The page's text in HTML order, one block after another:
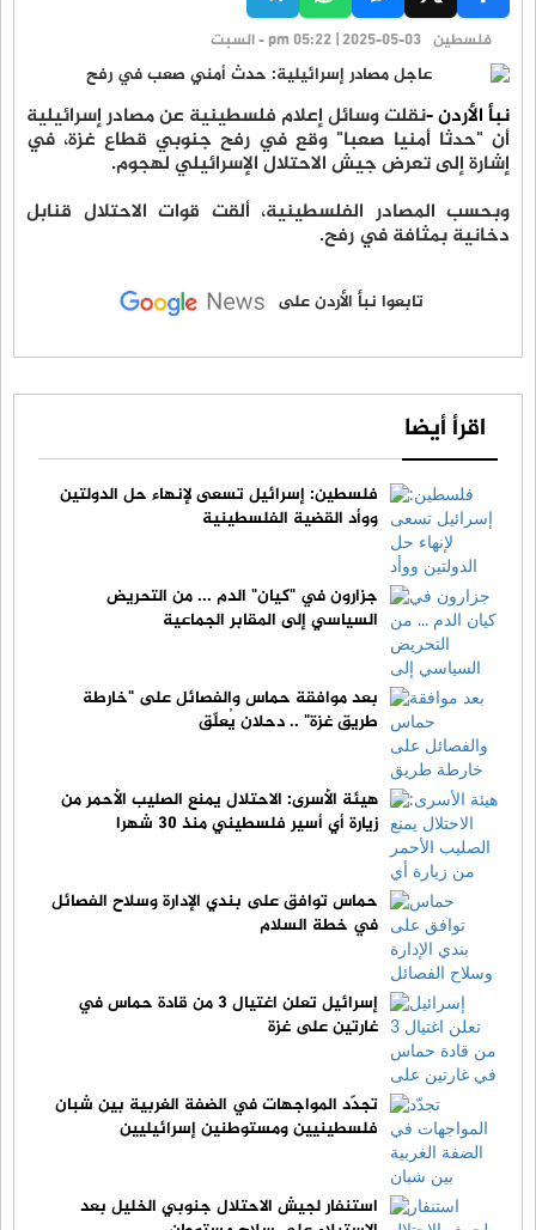
فلسطين pm 05:22 | 2025-05-03 - السبت
نبأ الأردن -نقلت وسائل إعلام فلسطينية عن مصادر إسرائيلية
أن "حدثا أمنيا صعبا" وقع في رفح جنوبي قطاع غزة، في
إشارة إلى تعرض جيش الاحتلال الإسرائيلي لهجوم.
وبحسب المصادر الفلسطينية، ألقت قوات الاحتلال قنابل
دخانية بمثافة في رفح.
تابعوا نبأ الأردن على
اقرأ أيضا
فلسطين: إسرائيل تسعى لإنهاء حل الدولتين
ووأد القضية الفلسطينية
جزارون في "كيان" الدم ... من التحريض
السياسي إلى المقابر الجماعية
بعد موافقة حماس والفصائل على "خارطة
طريق غزة" .. دحلان يُعلّق
هيئة الأسرى: الاحتلال يمنع الصليب الأحمر من
زيارة أي أسير فلسطيني منذ 30 شهرا
حماس توافق على بندي الإدارة وسلاح الفصائل
في خطة السلام
إسرائيل تعلن اغتيال 3 من قادة حماس في
غارتين على غزة
تجدّد المواجهات في الضفة الغربية بين شبان
فلسطينيين ومستوطنين إسرائيليين
استنفار لجيش الاحتلال جنوبي الخليل بعد